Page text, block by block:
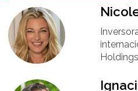
Holdings